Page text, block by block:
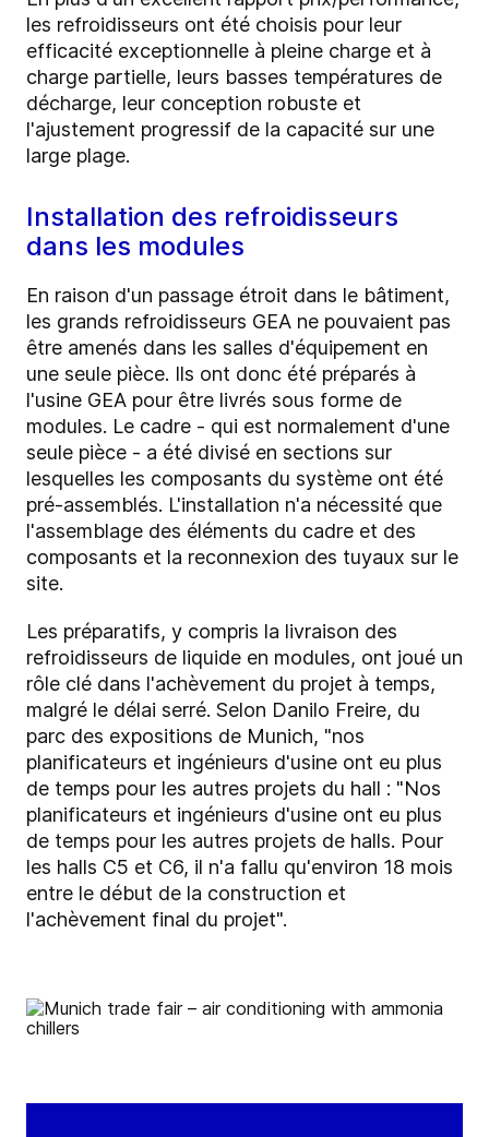
les refroidisseurs ont été choisis pour leur
efficacité exceptionnelle à pleine charge et à
charge partielle, leurs basses températures de
décharge, leur conception robuste et
l'ajustement progressif de la capacité sur une
large plage.
Installation des refroidisseurs
dans les modules
En raison d'un passage étroit dans le bâtiment,
les grands refroidisseurs GEA ne pouvaient pas
être amenés dans les salles d'équipement en
une seule pièce. Ils ont donc été préparés à
l'usine GEA pour être livrés sous forme de
modules. Le cadre - qui est normalement d'une
seule pièce - a été divisé en sections sur
lesquelles les composants du système ont été
pré-assemblés. L'installation n'a nécessité que
l'assemblage des éléments du cadre et des
composants et la reconnexion des tuyaux sur le
site.
Les préparatifs, y compris la livraison des
refroidisseurs de liquide en modules, ont joué un
rôle clé dans l'achèvement du projet à temps,
malgré le délai serré. Selon Danilo Freire, du
parc des expositions de Munich, "nos
planificateurs et ingénieurs d'usine ont eu plus
de temps pour les autres projets du hall : "Nos
planificateurs et ingénieurs d'usine ont eu plus
de temps pour les autres projets de halls. Pour
les halls C5 et C6, il n'a fallu qu'environ 18 mois
entre le début de la construction et
l'achèvement final du projet".